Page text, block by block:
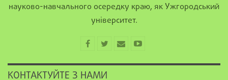
науково-навчального осередку краю, як Ужгородський
університет.
КОНТАКТУЙТЕ З НАМИ